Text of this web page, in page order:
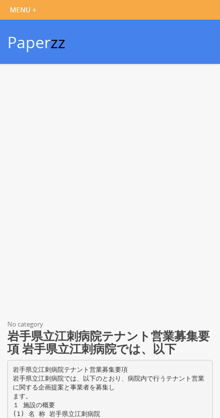
Paperzz
No category
岩手県立江刺病院テナント営業募集要
項 岩手県立江刺病院では、以下
岩手県立江刺病院テナント営業募集要項
岩手県立江刺病院では、以下のとおり、病院内で行うテナント営業
に関する企画提案と事業者を募集し
ます。
１ 施設の概要
(1) 名 称 岩手県立江刺病院